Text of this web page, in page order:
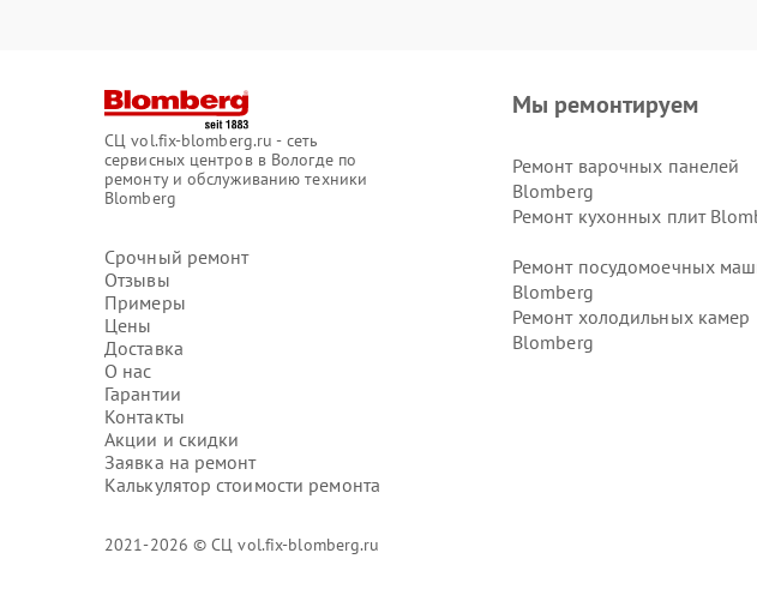
СЦ vol.fix-blomberg.ru - сеть
сервисных центров в Вологде по
ремонту и обслуживанию техники
Blomberg
Срочный ремонт
Отзывы
Примеры
Цены
Доставка
О нас
Гарантии
Контакты
Акции и скидки
Заявка на ремонт
Калькулятор стоимости ремонта
2021-2026 © СЦ vol.fix-blomberg.ru
Мы ремонтируем
Ремонт варочных панелей
Blomberg
Ремонт кухонных плит
Ремонт посудомоечных
Blomberg
Ремонт холодильных камер
Blomberg